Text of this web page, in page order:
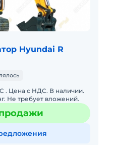
Hyundai R
. Цена с НДС. В наличии.
Не требует вложений.